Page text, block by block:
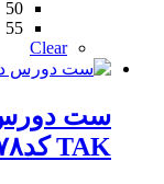
50
55
Clear
TAK کد۱۱۷۸